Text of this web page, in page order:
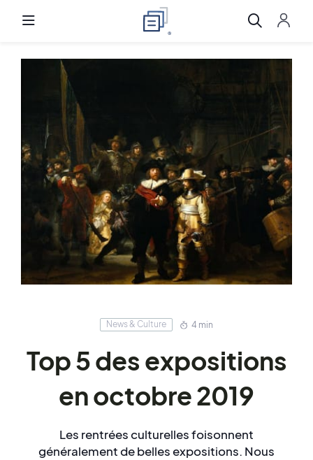
News & Culture 4 min
Top 5 des expositions
en octobre 2019
Les rentrées culturelles foisonnent
généralement de belles expositions. Nous